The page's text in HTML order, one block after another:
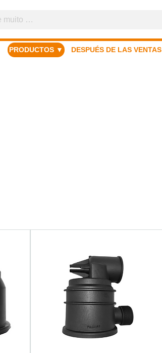
PRODUCTOS ▼ DESPUÉS DE LAS VENTAS